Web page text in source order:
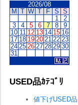
2026/08
M T W T F S S
1
2
3
4 5 6 7 8
9
10 11 12 13 14 15 16
17 18 19 20 21 22 23
24 25 26 27 28 29 30
31
USED品ｶﾃｺﾞﾘ
値下げUSED品